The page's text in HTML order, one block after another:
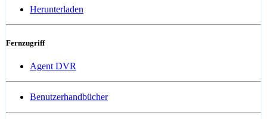
Herunterladen
Fernzugriff
Agent DVR
Benutzerhandbücher